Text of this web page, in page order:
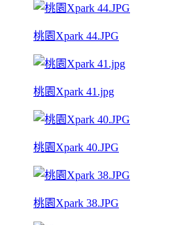
桃園Xpark 44.JPG
桃園Xpark 41.jpg
桃園Xpark 40.JPG
桃園Xpark 38.JPG